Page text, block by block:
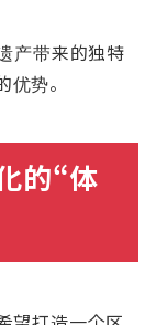
产带来的独特
势。
的“体